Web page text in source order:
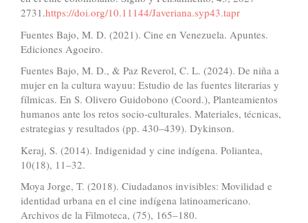
2731.https://doi.org/10.11144/Javeriana.syp43.tapr
Fuentes Bajo, M. D. (2021). Cine en Venezuela. Apuntes.
Ediciones Agoeiro.
Fuentes Bajo, M. D., & Paz Reverol, C. L. (2024). De niña a
mujer en la cultura wayuu: Estudio de las fuentes literarias y
fílmicas. En S. Olivero Guidobono (Coord.), Planteamientos
humanos ante los retos socio-culturales. Materiales, técnicas,
estrategias y resultados (pp. 430–439). Dykinson.
Keraj, S. (2014). Indigenidad y cine indígena. Poliantea,
10(18), 11–32.
Moya Jorge, T. (2018). Ciudadanos invisibles: Movilidad e
identidad urbana en el cine indígena latinoamericano.
Archivos de la Filmoteca, (75), 165–180.